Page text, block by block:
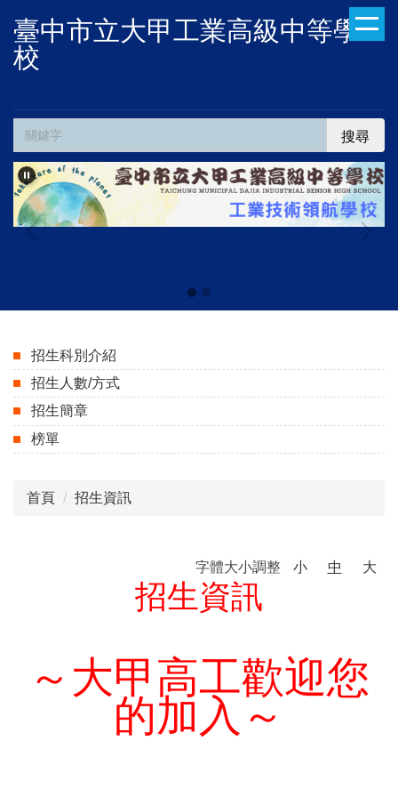
到
主
容
臺中市立大甲工業高級中等學
校
搜尋
招生科別介紹
招生人數/方式
招生簡章
榜單
首頁 招生資訊
字體大小調整 小 中 大
招生資訊
～大甲高工歡迎您
的加入～